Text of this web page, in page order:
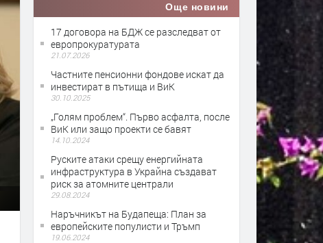
Още новини
17 договора на БДЖ се разследват от
европрокуратурата
21.07.2026
Частните пенсионни фондове искат да
инвестират в пътища и ВиК
30.10.2025
„Голям проблем“. Първо асфалта, после
ВиК или защо проекти се бавят
14.10.2024
Руските атаки срещу енергийната
инфраструктура в Украйна създават
риск за атомните централи
29.08.2024
Наръчникът на Будапеща: План за
европейските популисти и Тръмп
19.06.2024